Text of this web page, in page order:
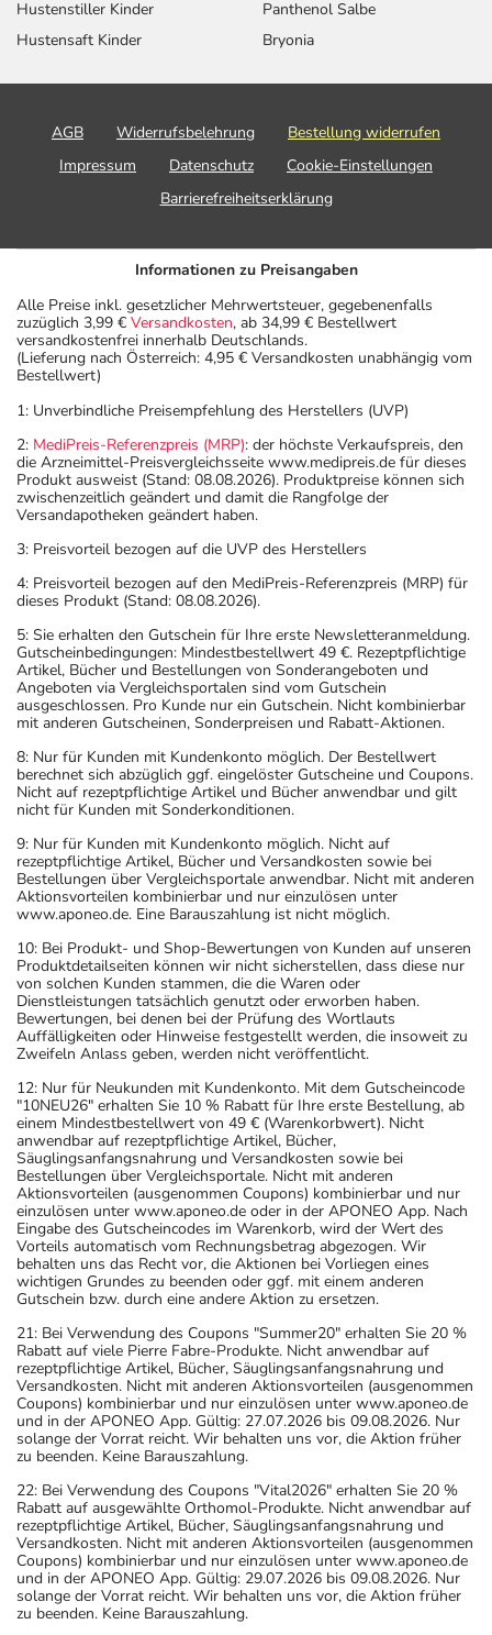
dem Arzt oder Apotheker angeben. Das gilt auch für
Arzneimittel, die Sie selbst kaufen, nur gelegentlich
zurückliegt.
dem auf der Packung oder der Umverpackung
angegebenen Verfallsdatum. Das Verfallsdatum bezieht
sich auf den letzten Tag des angegebenen Monats.
Hustenstiller Kinder
Hustensaft Kinder
Panthenol Salbe
Bryonia
AGB Widerrufsbelehrung
Bestellung widerrufen
Impressum
Datenschutz
Cookie-Einstellungen
Barrierefreiheitserklärung
Informationen zu Preisangaben
Alle Preise inkl. gesetzlicher Mehrwertsteuer, gegebenenfalls
zuzüglich 3,99 € Versandkosten, ab 34,99 € Bestellwert
versandkostenfrei innerhalb Deutschlands.
(Lieferung nach Österreich: 4,95 € Versandkosten unabhängig vom
Bestellwert)
1: Unverbindliche Preisempfehlung des Herstellers (UVP)
2: MediPreis-Referenzpreis (MRP): der höchste Verkaufspreis, den
die Arzneimittel-Preisvergleichsseite www.medipreis.de für dieses
Produkt ausweist (Stand: 08.08.2026). Produktpreise können sich
zwischenzeitlich geändert und damit die Rangfolge der
Versandapotheken geändert haben.
3: Preisvorteil bezogen auf die UVP des Herstellers
4: Preisvorteil bezogen auf den MediPreis-Referenzpreis (MRP) für
dieses Produkt (Stand: 08.08.2026).
5: Sie erhalten den Gutschein für Ihre erste Newsletteranmeldung.
Gutscheinbedingungen: Mindestbestellwert 49 €. Rezeptpflichtige
Artikel, Bücher und Bestellungen von Sonderangeboten und
Angeboten via Vergleichsportalen sind vom Gutschein
ausgeschlossen. Pro Kunde nur ein Gutschein. Nicht kombinierbar
mit anderen Gutscheinen, Sonderpreisen und Rabatt-Aktionen.
8: Nur für Kunden mit Kundenkonto möglich. Der Bestellwert
berechnet sich abzüglich ggf. eingelöster Gutscheine und Coupons.
Nicht auf rezeptpflichtige Artikel und Bücher anwendbar und gilt
nicht für Kunden mit Sonderkonditionen.
9: Nur für Kunden mit Kundenkonto möglich. Nicht auf
rezeptpflichtige Artikel, Bücher und Versandkosten sowie bei
Bestellungen über Vergleichsportale anwendbar. Nicht mit anderen
Aktionsvorteilen kombinierbar und nur einzulösen unter
www.aponeo.de. Eine Barauszahlung ist nicht möglich.
10: Bei Produkt- und Shop-Bewertungen von Kunden auf unseren
Produktdetailseiten können wir nicht sicherstellen, dass diese nur
von solchen Kunden stammen, die die Waren oder
Dienstleistungen tatsächlich genutzt oder erworben haben.
Bewertungen, bei denen bei der Prüfung des Wortlauts
Auffälligkeiten oder Hinweise festgestellt werden, die insoweit zu
Zweifeln Anlass geben, werden nicht veröffentlicht.
12: Nur für Neukunden mit Kundenkonto. Mit dem Gutscheincode
"10NEU26" erhalten Sie 10 % Rabatt für Ihre erste Bestellung, ab
einem Mindestbestellwert von 49 € (Warenkorbwert). Nicht
anwendbar auf rezeptpflichtige Artikel, Bücher,
Säuglingsanfangsnahrung und Versandkosten sowie bei
Bestellungen über Vergleichsportale. Nicht mit anderen
Aktionsvorteilen (ausgenommen Coupons) kombinierbar und nur
einzulösen unter www.aponeo.de oder in der APONEO App. Nach
Eingabe des Gutscheincodes im Warenkorb, wird der Wert des
Vorteils automatisch vom Rechnungsbetrag abgezogen. Wir
behalten uns das Recht vor, die Aktionen bei Vorliegen eines
wichtigen Grundes zu beenden oder ggf. mit einem anderen
Gutschein bzw. durch eine andere Aktion zu ersetzen.
21: Bei Verwendung des Coupons "Summer20" erhalten Sie 20 %
Rabatt auf viele Pierre Fabre-Produkte. Nicht anwendbar auf
rezeptpflichtige Artikel, Bücher, Säuglingsanfangsnahrung und
Versandkosten. Nicht mit anderen Aktionsvorteilen (ausgenommen
Coupons) kombinierbar und nur einzulösen unter www.aponeo.de
und in der APONEO App. Gültig: 27.07.2026 bis 09.08.2026. Nur
solange der Vorrat reicht. Wir behalten uns vor, die Aktion früher
zu beenden. Keine Barauszahlung.
22: Bei Verwendung des Coupons "Vital2026" erhalten Sie 20 %
Rabatt auf ausgewählte Orthomol-Produkte. Nicht anwendbar auf
rezeptpflichtige Artikel, Bücher, Säuglingsanfangsnahrung und
Versandkosten. Nicht mit anderen Aktionsvorteilen (ausgenommen
Coupons) kombinierbar und nur einzulösen unter www.aponeo.de
und in der APONEO App. Gültig: 29.07.2026 bis 09.08.2026. Nur
solange der Vorrat reicht. Wir behalten uns vor, die Aktion früher
zu beenden. Keine Barauszahlung.